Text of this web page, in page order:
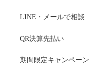
LINE・メールで相談
QR決算先払い
期間限定キャンペーン